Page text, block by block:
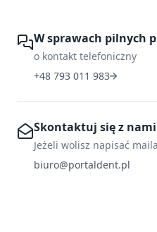
W sprawach pilnych
o kontakt telefoniczny
+48 793 011 983
Skontaktuj się z
Jeżeli wolisz napisać
biuro@portaldent.pl